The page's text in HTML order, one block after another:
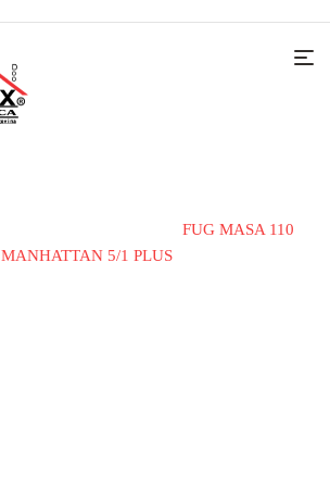
FUG MASA 110
MANHATTAN 5/1 PLUS